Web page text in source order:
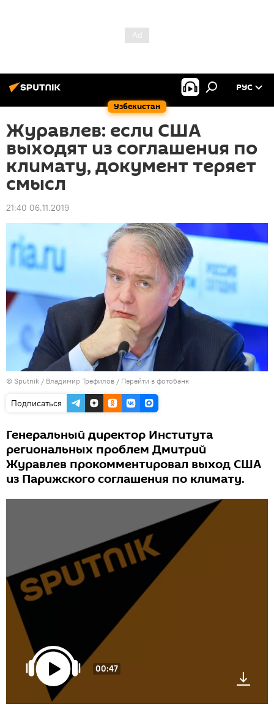
Узбекистан
РУС
Журавлев: если США
выходят из соглашения по
климату, документ теряет
смысл
21:40 06.11.2019
© Sputnik / Владимир Трефилов / Перейти в фотобанк
Подписаться
Генеральный директор Института
региональных проблем Дмитрий
Журавлев прокомментировал выход США
из Парижского соглашения по климату.
00:47